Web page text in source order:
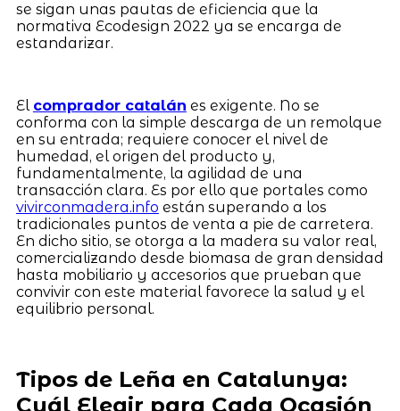
se sigan unas pautas de eficiencia que la
normativa Ecodesign 2022 ya se encarga de
estandarizar.
El comprador catalán es exigente. No se
conforma con la simple descarga de un remolque
en su entrada; requiere conocer el nivel de
humedad, el origen del producto y,
fundamentalmente, la agilidad de una
transacción clara. Es por ello que portales como
vivirconmadera.info están superando a los
tradicionales puntos de venta a pie de carretera.
En dicho sitio, se otorga a la madera su valor real,
comercializando desde biomasa de gran densidad
hasta mobiliario y accesorios que prueban que
convivir con este material favorece la salud y el
equilibrio personal.
Tipos de Leña en Catalunya:
Cuál Elegir para Cada Ocasión